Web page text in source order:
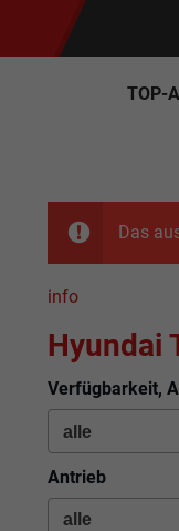
TOP-
Das
info
Hyundai
Verfügbarkeit,
Antrieb